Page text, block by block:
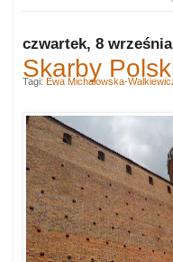
czwartek, 8
Skarby
Tagi: Ewa Michałowska-